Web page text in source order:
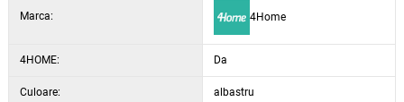
Marca: 4Home
4HOME: Da
Culoare: albastru